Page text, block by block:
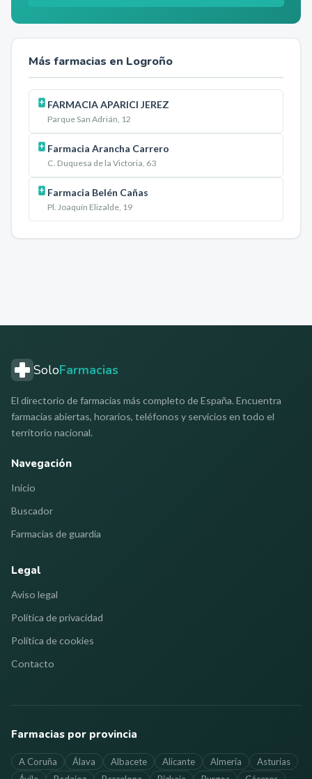
Más farmacias en Logroño
FARMACIA APARICI JEREZ
Parque San Adrián, 12
Farmacia Arancha Carrero
C. Duquesa de la Victoria, 63
Farmacia Belén Cañas
Pl. Joaquín Elizalde, 19
SoloFarmacias
El directorio de farmacias más completo de España. Encuentra
farmacias abiertas, horarios, teléfonos y servicios en todo el
territorio nacional.
Navegación
Inicio
Buscador
Farmacias de guardia
Legal
Aviso legal
Política de privacidad
Política de cookies
Contacto
Farmacias por provincia
A Coruña Álava Albacete Alicante Almería
Asturias